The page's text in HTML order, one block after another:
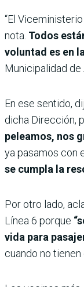
“El
nota. Todos
voluntad es en
Municipalidad de
En ese sentido,
dicha Dirección,
peleamos, nos
ya pasamos con
se cumpla la
Por otro lado,
Línea 6 porque
vida para
cuando no tienen